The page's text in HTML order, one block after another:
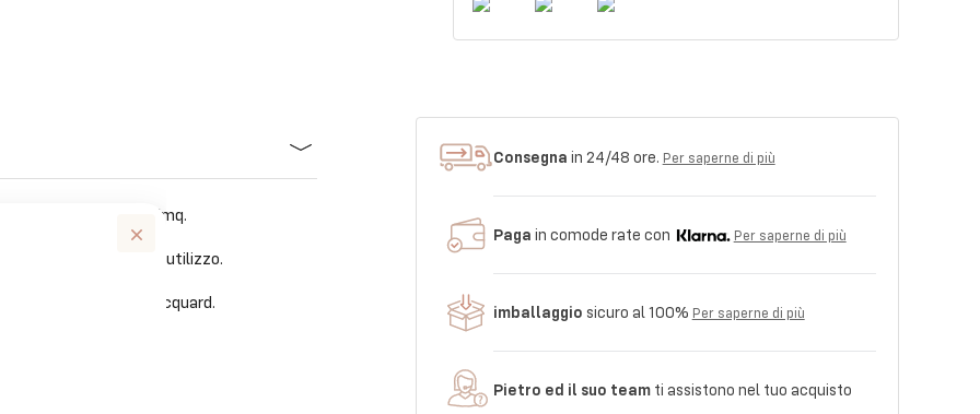
dal peso di 650gr/mq.
sin dal primo utilizzo.
un’elegante greca jacquard.
Boston!
Consegna in 24/48 ore. Per saperne di più
Paga in comode rate con Per saperne di più
imballaggio sicuro al 100% Per saperne di più
Pietro ed il suo teamti assistono nel tuo acquisto